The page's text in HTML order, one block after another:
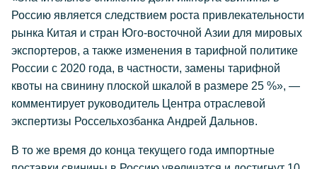
Россию является следствием роста привлекательности
рынка Китая и стран Юго-восточной Азии для мировых
экспортеров, а также изменения в тарифной политике
России с 2020 года, в частности, замены тарифной
квоты на свинину плоской шкалой в размере 25 %», —
комментирует руководитель Центра отраслевой
экспертизы Россельхозбанка Андрей Дальнов.
В то же время до конца текущего года импортные